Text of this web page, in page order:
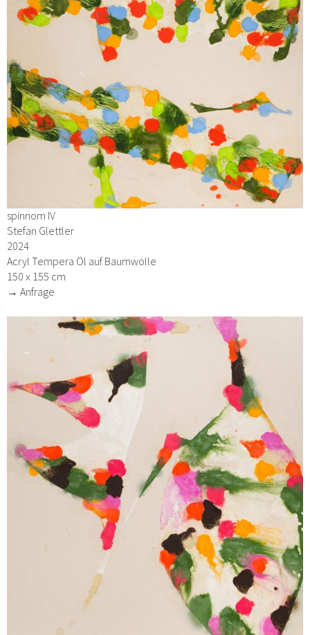
spinnom IV
Stefan Glettler
2024
Acryl Tempera Öl auf Baumwolle
150 x 155 cm
→ Anfrage